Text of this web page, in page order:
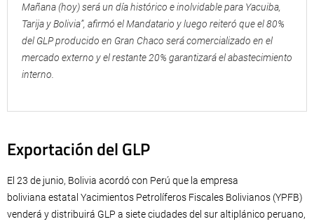
Mañana (hoy) será un día histórico e inolvidable para Yacuiba,
Tarija y Bolivia”, afirmó el Mandatario y luego reiteró que el 80%
del GLP producido en Gran Chaco será comercializado en el
mercado externo y el restante 20% garantizará el abastecimiento
interno.
Exportación del GLP
El 23 de junio, Bolivia acordó con Perú que la empresa
boliviana estatal Yacimientos Petrolíferos Fiscales Bolivianos (YPFB)
venderá y distribuirá GLP a siete ciudades del sur altiplánico peruano,